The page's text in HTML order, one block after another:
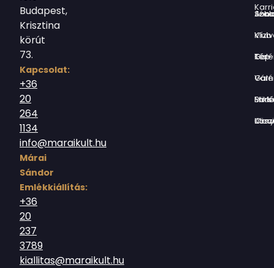
Budapest,
Krisztina
körút
73.
Kapcsolat:
+36
20
264
1134
info@maraikult.hu
Márai
Sándor
Emlékkiállítás:
+36
20
237
3789
kiallitas@maraikult.hu
Jókai Anna
Vízivárosi Klub
Tér-Kép
Várnegyed
Borsos
Országház